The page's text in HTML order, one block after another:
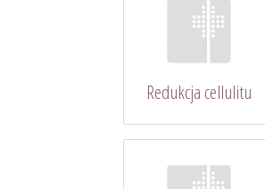
Redukcja cellulitu